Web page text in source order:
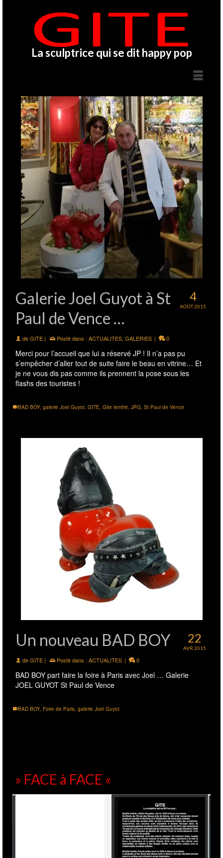
La sculptrice qui se dit happy pop
4
AOÛT 2015
Galerie Joel Guyot à St
Paul de Vence …
deGITE | Posté dans : ACTUALITES, GALERIES | 0
Merci pour l’accueil que lui a réservé JP ! Il n’a pas pu
s’empêcher d’aller tout de suite faire le beau en vitrine… Et
je ne vous dis pas comme ils prennent la pose sous les
flashs des touristes !
BAD BOY, galerie Joel Guyot, GITE, Gite Iemfré, JPG, St Paul de Vence
22
AVR 2015
Un nouveau BAD BOY
deGITE | Posté dans : ACTUALITES | 0
BAD BOY part faire la foire à Paris avec Joel … Galerie
JOEL GUYOT St Paul de Vence
BAD BOY, Foire de Paris, galerie Joel Guyot
» FACE à FACE «